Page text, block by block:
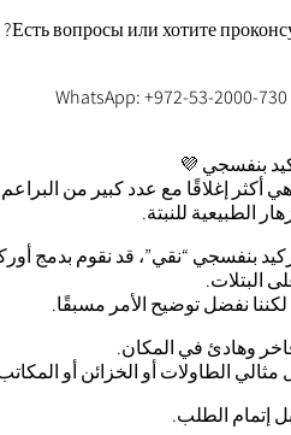
Есть вопросы или хотите
أكثر إغلاقًا مع عدد كبير من
الطبيعية للنبتة.
4 أغصان أوركيد بنفسجي “نقي”، قد
البتلات.
نفضل توضيح الأمر مسبقًا.
وهادئ في المكان.
الطاولات أو الخزائن أو المكاتب،
إتمام الطلب.